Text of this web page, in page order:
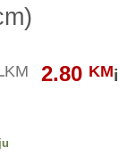
KM 2.80 KM